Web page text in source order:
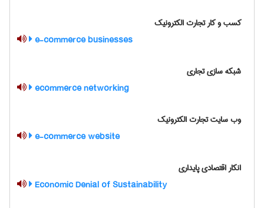
کسب و کار تجارت الکترونیک
e-commerce businesses
شبکه سازی تجاری
ecommerce networking
وب سایت تجارت الکترونیک
e-commerce website
انکار اقتصادی پایداری
Economic Denial of Sustainability